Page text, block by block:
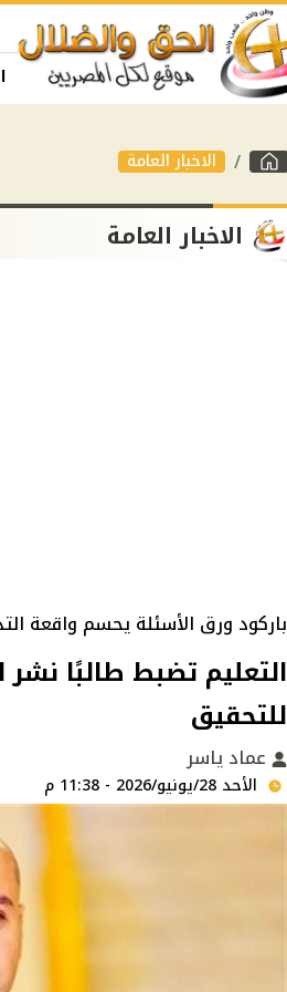
الاخبار العامة
الاخبار العامة
باركود ورق الأسئلة يحسم واقعة
التعليم تضبط طالبًا
للتحقيق
عماد ياسر
الأحد 28/يونيو/2026 - 11:38 م